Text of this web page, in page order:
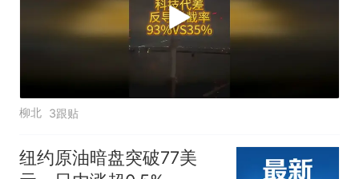
柳北 3跟贴
纽约原油暗盘突破77美